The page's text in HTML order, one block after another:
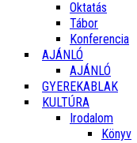
Oktatás
Tábor
Konferencia
AJÁNLÓ
AJÁNLÓ
GYEREKABLAK
KULTÚRA
Irodalom
Könyv